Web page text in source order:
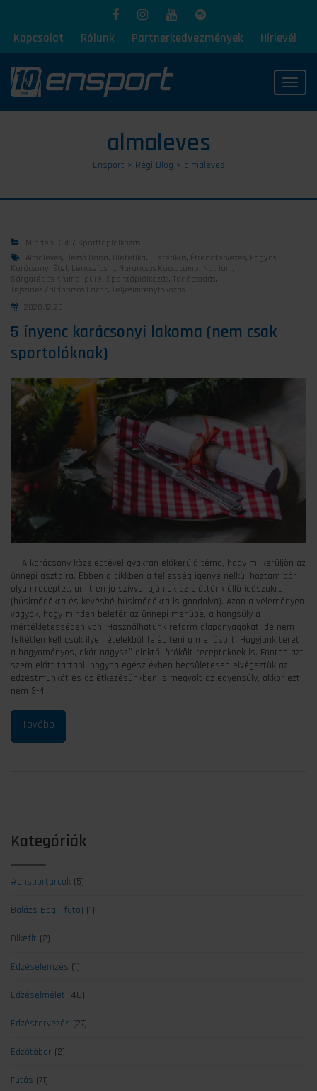
Kapcsolat Rólunk Partnerkedvezmények Hírlevél
almaleves
Ensport > Régi Blog > almaleves
Minden Cikk / Sporttáplálkozás
Almaleves, Dezső Dana, Dietetika, Dietetikus, Étrendtervezés, Fogyás,
Karácsonyi Étel, Lencsefasírt , Narancsos Kacsacomb , Nutrium ,
Sárgarépás Krumplipüré , Sporttáplálkozás, Tanácsadás,
Tejszínes Zöldborsós Lazac , Teljesímtényfokozás
2020.12.20.
5 ínyenc karácsonyi lakoma (nem csak
sportolóknak)
A karácsony közeledtével gyakran előkerülő téma, hogy mi kerüljön az
ünnepi asztalra. Ebben a cikkben a teljesség igénye nélkül hoztam pár
olyan receptet, amit én jó szívvel ajánlok az előttünk álló időszakra
(húsimádókra és kevésbé húsimádókra is gondolva). Azon a véleményen
vagyok, hogy minden belefér az ünnepi menübe, a hangsúly a
mértékletességen van. Használhatunk reform alapanyagokat, de nem
feltétlen kell csak ilyen ételekből felépíteni a menüsort. Hagyjunk teret
a hagyományos, akár nagyszüleinktől örökölt recepteknek is. Fontos azt
szem előtt tartani, hogyha egész évben becsületesen elvégeztük az
edzéstmunkát és az étkezésünkben is megvolt az egyensúly, akkor ezt
nem 3-4
Kategóriák
#ensportarcok (5)
Balázs Bogi (futó) (1)
Bikefit (2)
Edzéselemzés (1)
Edzéselmélet (48)
Edzéstervezés (27)
Edzőtábor (2)
Futás (71)